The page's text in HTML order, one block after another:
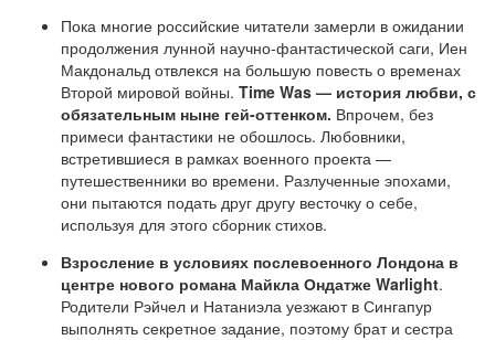
Пока многие российские читатели замерли в ожидании
продолжения лунной научно-фантастической саги, Иен
Макдональд отвлекся на большую повесть о временах
Второй мировой войны. Time Was — история любви, с
обязательным ныне гей-оттенком. Впрочем, без
примеси фантастики не обошлось. Любовники,
встретившиеся в рамках военного проекта —
путешественники во времени. Разлученные эпохами,
они пытаются подать друг другу весточку о себе,
используя для этого сборник стихов.
Взросление в условиях послевоенного Лондона в
центре нового романа Майкла Ондатже Warlight.
Родители Рэйчел и Натаниэла уезжают в Сингапур
выполнять секретное задание, поэтому брат и сестра